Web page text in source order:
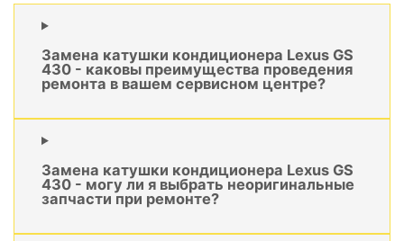
Замена катушки кондиционера Lexus GS
430 - каковы преимущества проведения
ремонта в вашем сервисном центре?
Замена катушки кондиционера Lexus GS
430 - могу ли я выбрать неоригинальные
запчасти при ремонте?